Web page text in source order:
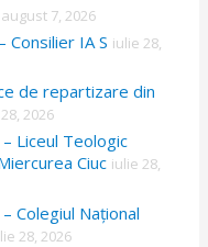
august 7, 2026
Consilier IA S iulie 28,
de repartizare din
2026
Liceul Teologic
Ciuc iulie 28,
Colegiul Național
28, 2026